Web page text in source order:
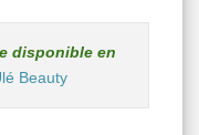
disponible en
Beauty